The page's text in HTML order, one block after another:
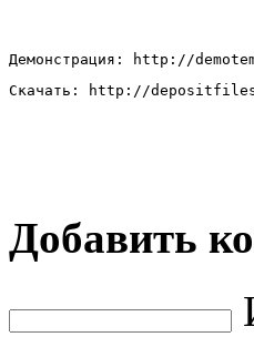
Демонстрация: http://
Скачать: http://
Добавить